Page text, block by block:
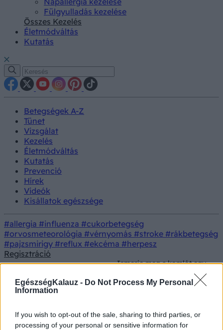
EgészségKalauz - Do Not Process My Personal
Information
If you wish to opt-out of the sale, sharing to third parties, or
processing of your personal or sensitive information for
Fülgyulladás kezelése
Összes Kezelés
Életmódváltás
Kutatás
Betegségek A-Z
Tünet
Vizsgálat
Kezelés
Életmódváltás
Kutatás
Prevenció
Hírek
Videók
Kisállatok egészsége
#allergia #influenza #cukorbetegség
#orvosmeteorológia #vérnyomás #stroke #rákbetegség
#pajzsmirigy #reflux #ekcéma #herpesz
Regisztráció
Ismerje meg a komlót egy
mindenre jó!
oldaláról - ennyi mindenre jó!